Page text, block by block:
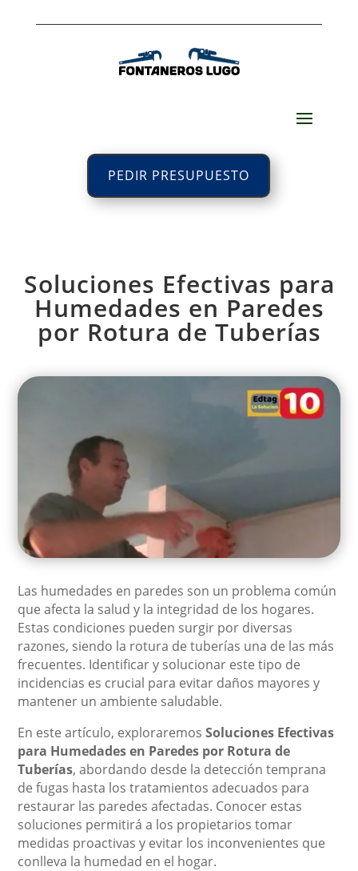
PEDIR PRESUPUESTO
Soluciones Efectivas para
Humedades en Paredes
por Rotura de Tuberías
Las humedades en paredes son un problema común
que afecta la salud y la integridad de los hogares.
Estas condiciones pueden surgir por diversas
razones, siendo la rotura de tuberías una de las más
frecuentes. Identificar y solucionar este tipo de
incidencias es crucial para evitar daños mayores y
mantener un ambiente saludable.
En este artículo, exploraremosSoluciones Efectivas
para Humedades en Paredes por Rotura de
Tuberías, abordando desde la detección temprana
de fugas hasta los tratamientos adecuados para
restaurar las paredes afectadas. Conocer estas
soluciones permitirá a los propietarios tomar
medidas proactivas y evitar los inconvenientes que
conlleva la humedad en el hogar.